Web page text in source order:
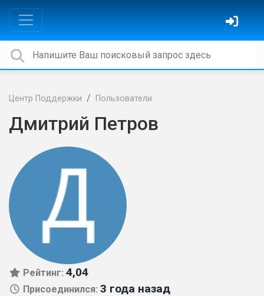
Центр Поддержки Пользователи
Дмитрий Петров
Рейтинг: 4,04
Присоединился: 3 года назад